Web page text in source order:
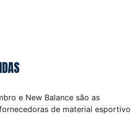
e New Balance são as
de material esportivo